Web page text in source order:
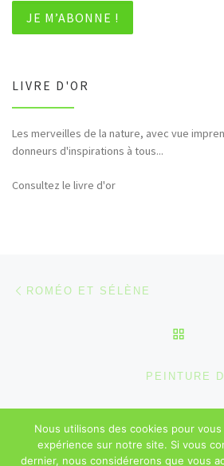
LIVRE D'OR
Les merveilles de la nature, avec vue
donneurs d'inspirations à tous...
Bonjour et merci pour tous ces hommages
flore,etc...)
Consultez le livre d'or
Parcourir les articles
ROMÉO ET SÉLÈNE
PEINTURE
© 2026 Sébastien Majerowicz –
réservés
Nous utilisons des cookies pour
expérience sur notre site. Si vous
dernier, nous considérerons que vous